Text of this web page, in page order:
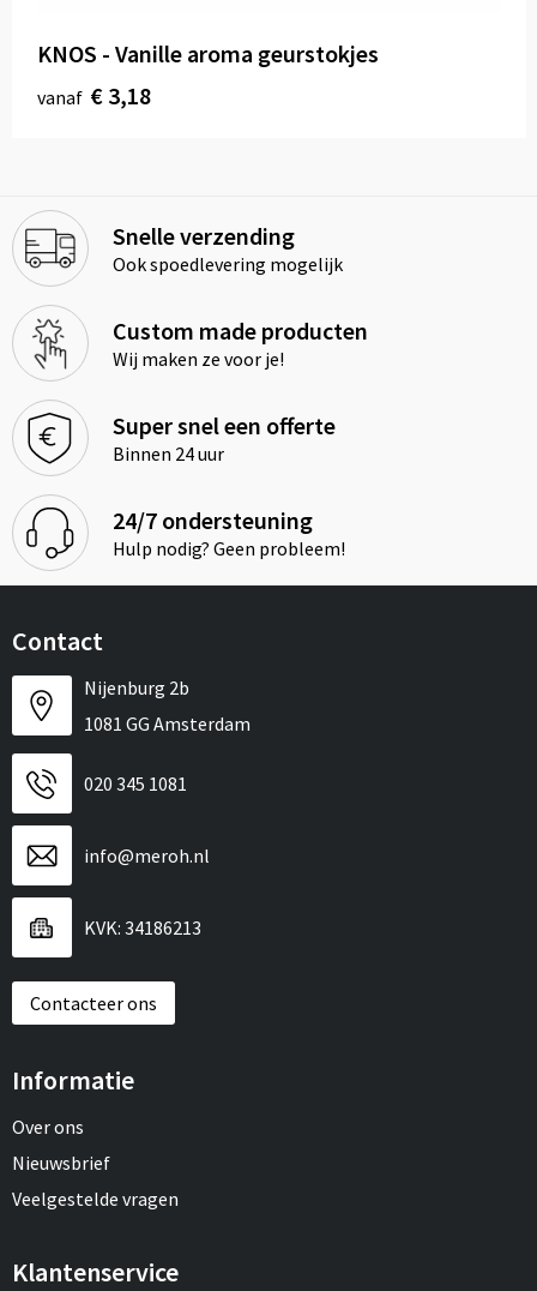
KNOS - Vanille aroma geurstokjes
vanaf € 3,18
Snelle verzending
Ook spoedlevering mogelijk
Custom made producten
Wij maken ze voor je!
Super snel een offerte
Binnen 24 uur
24/7 ondersteuning
Hulp nodig? Geen probleem!
Contact
Nijenburg 2b
1081 GG Amsterdam
020 345 1081
info@meroh.nl
KVK: 34186213
Contacteer ons
Informatie
Over ons
Nieuwsbrief
Veelgestelde vragen
Klantenservice